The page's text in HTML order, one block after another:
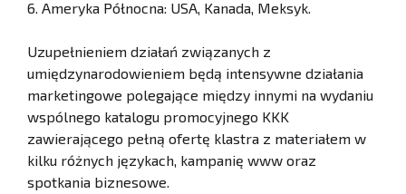
6. Ameryka Północna: USA, Kanada, Meksyk.
Uzupełnieniem działań związanych z
umiędzynarodowieniem będą intensywne działania
marketingowe polegające między innymi na wydaniu
wspólnego katalogu promocyjnego KKK
zawierającego pełną ofertę klastra z materiałem w
kilku różnych językach, kampanię www oraz
spotkania biznesowe.